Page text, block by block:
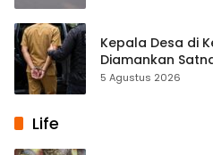
Kepala Desa di
Diamankan
Penjelasan Resmi
5 Agustus 2026
Life